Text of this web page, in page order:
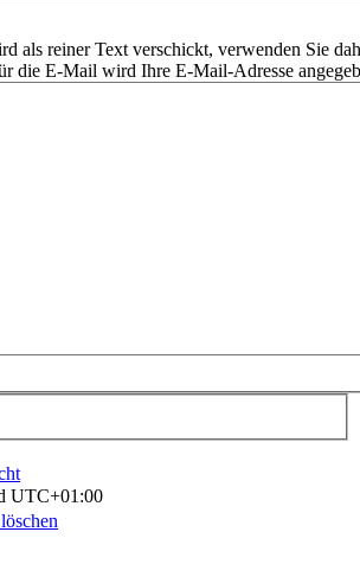
als reiner Text verschickt, verwenden Sie
die E-Mail wird Ihre E-Mail-Adresse
UTC+01:00